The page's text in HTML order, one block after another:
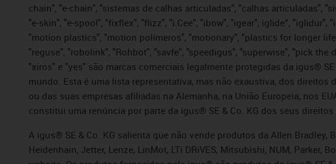
chain", "e-chain", "sistemas de calhas articuladas", "calhas articuladas",
"e-skin", "e-spool", "fixflex", "flizz", "i.Cee", "ibow", "igear", iglide”,
"motion plastics", "motion polímeros", "motionary", "plastics for longer
"reguse", "robolink", "Rohbot", "savfe", "speedigus", "superwise", "pick
"xiros" e "yes" são marcas comerciais legalmente protegidas da igus®
mundo. Esta é uma lista representativa, mas não exaustiva, dos
ou das suas empresas afiliadas na Alemanha, na União Europeia, nos
constitui uma renúncia por parte da igus® SE & Co. KG dos seus
A igus® SE & Co. KG salienta que não vende produtos da Allen Bradley,
Heidenhain, Jetter, Lenze, LinMot, LTi DRiVES, Mitsubishi, NUM,